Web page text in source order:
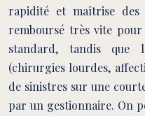
rapidité et maîtrise
remboursé très vite
standard, tandis que
(chirurgies lourdes,
de sinistres sur une
par un gestionnaire. On